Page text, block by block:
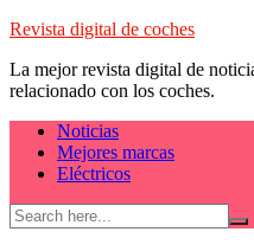
Skip
content
Revista digital de coches
La mejor revista digital de
relacionado con los coches.
Noticias
Mejores marcas
Eléctricos